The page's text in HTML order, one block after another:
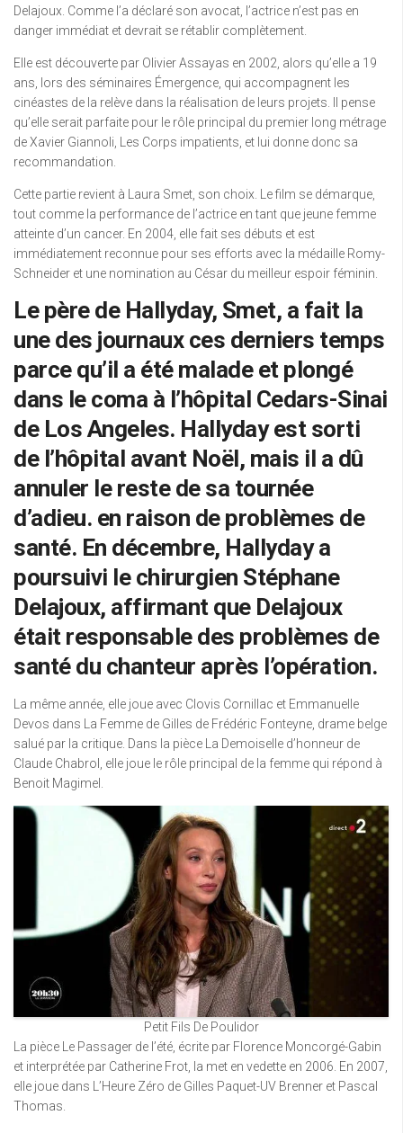
Delajoux. Comme l’a déclaré son avocat, l’actrice n’est pas en
danger immédiat et devrait se rétablir complètement.
Elle est découverte par Olivier Assayas en 2002, alors qu’elle a 19
ans, lors des séminaires Émergence, qui accompagnent les
cinéastes de la relève dans la réalisation de leurs projets. Il pense
qu’elle serait parfaite pour le rôle principal du premier long métrage
de Xavier Giannoli, Les Corps impatients, et lui donne donc sa
recommandation.
Cette partie revient à Laura Smet, son choix. Le film se démarque,
tout comme la performance de l’actrice en tant que jeune femme
atteinte d’un cancer. En 2004, elle fait ses débuts et est
immédiatement reconnue pour ses efforts avec la médaille Romy-
Schneider et une nomination au César du meilleur espoir féminin.
Le père de Hallyday, Smet, a fait la
une des journaux ces derniers temps
parce qu’il a été malade et plongé
dans le coma à l’hôpital Cedars-Sinai
de Los Angeles. Hallyday est sorti
de l’hôpital avant Noël, mais il a dû
annuler le reste de sa tournée
d’adieu. en raison de problèmes de
santé. En décembre, Hallyday a
poursuivi le chirurgien Stéphane
Delajoux, affirmant que Delajoux
était responsable des problèmes de
santé du chanteur après l’opération.
La même année, elle joue avec Clovis Cornillac et Emmanuelle
Devos dans La Femme de Gilles de Frédéric Fonteyne, drame belge
salué par la critique. Dans la pièce La Demoiselle d’honneur de
Claude Chabrol, elle joue le rôle principal de la femme qui répond à
Benoit Magimel.
Petit Fils De Poulidor
La pièce Le Passager de l’été, écrite par Florence Moncorgé-Gabin
et interprétée par Catherine Frot, la met en vedette en 2006. En 2007,
elle joue dans L’Heure Zéro de Gilles Paquet-UV Brenner et Pascal
Thomas.